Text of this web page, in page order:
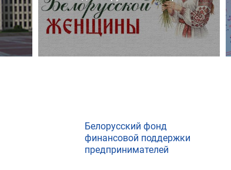
Белорусский фонд
финансовой поддержки
предпринимателей